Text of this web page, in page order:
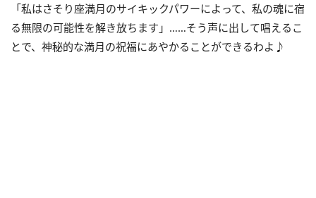
「私はさそり座満月のサイキックパワーによって、私の魂に宿
る無限の可能性を解き放ちます」……そう声に出して唱えるこ
とで、神秘的な満月の祝福にあやかることができるわよ♪